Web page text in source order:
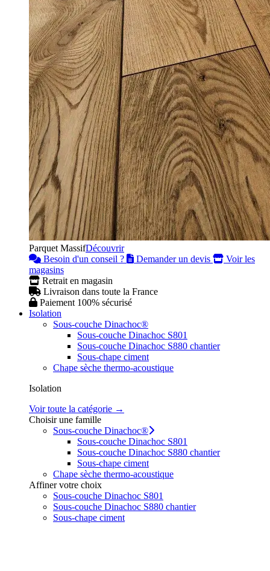
Parquet MassifDécouvrir
Besoin d'un conseil ?
Demander un devis
Voir les
magasins
Retrait en magasin
Livraison dans toute la France
Paiement 100% sécurisé
Isolation
Sous-couche Dinachoc®
Sous-couche Dinachoc S801
Sous-couche Dinachoc S880 chantier
Sous-chape ciment
Chape sèche thermo-acoustique
Isolation
Voir toute la catégorie →
Choisir une famille
Sous-couche Dinachoc®
Sous-couche Dinachoc S801
Sous-couche Dinachoc S880 chantier
Sous-chape ciment
Chape sèche thermo-acoustique
Affiner votre choix
Sous-couche Dinachoc S801
Sous-couche Dinachoc S880 chantier
Sous-chape ciment